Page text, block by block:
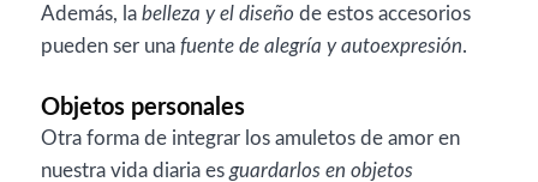
Además, la belleza y el diseño de estos accesorios
pueden ser una fuente de alegría y autoexpresión.
Objetos personales
Otra forma de integrar los amuletos de amor en
nuestra vida diaria es guardarlos en objetos